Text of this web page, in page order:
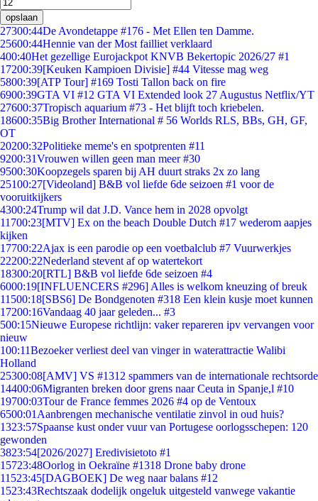
opslaan
27300:44De Avondetappe #176 - Met Ellen ten Damme.
25600:44Hennie van der Most failliet verklaard
400:40Het gezellige Eurojackpot KNVB Bekertopic 2026/27 #1
17200:39[Keuken Kampioen Divisie] #44 Vitesse mag weg
5800:39[ATP Tour] #169 Tosti Tallon back on fire
6900:39GTA VI #12 GTA VI Extended look 27 Augustus Netflix/YT
27600:37Tropisch aquarium #73 - Het blijft toch kriebelen.
18600:35Big Brother International # 56 Worlds RLS, BBs, GH, GF,
OT
20200:32Politieke meme's en spotprenten #11
9200:31Vrouwen willen geen man meer #30
9500:30Koopzegels sparen bij AH duurt straks 2x zo lang
25100:27[Videoland] B&B vol liefde 6de seizoen #1 voor de
vooruitkijkers
4300:24Trump wil dat J.D. Vance hem in 2028 opvolgt
11700:23[MTV] Ex on the beach Double Dutch #17 wederom aapjes
kijken
17700:22Ajax is een parodie op een voetbalclub #7 Vuurwerkjes
22200:22Nederland stevent af op watertekort
18300:20[RTL] B&B vol liefde 6de seizoen #4
6000:19[INFLUENCERS #296] Alles is welkom kneuzing of breuk
11500:18[SBS6] De Bondgenoten #318 Een klein kusje moet kunnen
17200:16Vandaag 40 jaar geleden... #3
500:15Nieuwe Europese richtlijn: vaker repareren ipv vervangen voor
nieuw
100:11Bezoeker verliest deel van vinger in waterattractie Walibi
Holland
25300:08[AMV] VS #1312 spammers van de internationale rechtsorde
14400:06Migranten breken door grens naar Ceuta in Spanje,l #10
19700:03Tour de France femmes 2026 #4 op de Ventoux
6500:01 Aanbrengen mechanische ventilatie zinvol in oud huis?
1323:57Spaanse kust onder vuur van Portugese oorlogsschepen: 120
gewonden
3823:54[2026/2027] Eredivisietoto #1
15723:48Oorlog in Oekraïne #1318 Drone baby drone
11523:45[DAGBOEK] De weg naar balans #12
1523:43Rechtszaak dodelijk ongeluk uitgesteld vanwege vakantie